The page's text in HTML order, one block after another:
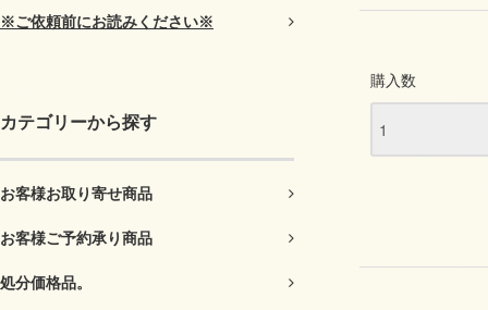
※ご依頼前にお読みください※
カテゴリーから探す
お客様お取り寄せ商品
お客様ご予約承り商品
処分価格品。
購入数